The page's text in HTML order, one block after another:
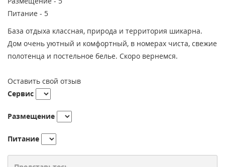
Питание - 5
База отдыха классная, природа и территория шикарна.
Дом очень уютный и комфортный, в номерах чиста, свежие
полотенца и постельное белье. Скоро вернемся.
Оставить свой отзыв
Сервис
Размещение
Питание